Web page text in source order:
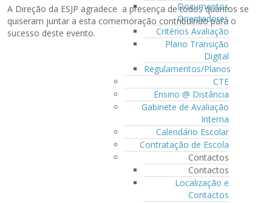
Documentos
Orientadores
Critérios Avaliação
Plano Transição
Digital
Regulamentos/Planos
CTE
Ensino @ Distância
Gabinete de Avaliação
Interna
Calendário Escolar
Contratação de Escola
Contactos
Contactos
Localização e
Contactos
A Direção da ESJP agradece a presença de todos quantos se
quiseram juntar a esta comemoração contribuindo para o
sucesso deste evento.